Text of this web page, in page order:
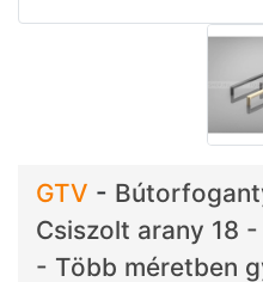
GTV -
Csiszolt arany 18
- Több méretben